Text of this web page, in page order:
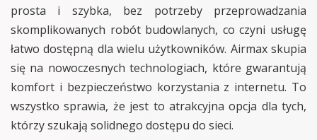
prosta i szybka, bez potrzeby przeprowadzania
skomplikowanych robót budowlanych, co czyni usługę
łatwo dostępną dla wielu użytkowników. Airmax skupia
się na nowoczesnych technologiach, które gwarantują
komfort i bezpieczeństwo korzystania z internetu. To
wszystko sprawia, że jest to atrakcyjna opcja dla tych,
którzy szukają solidnego dostępu do sieci.